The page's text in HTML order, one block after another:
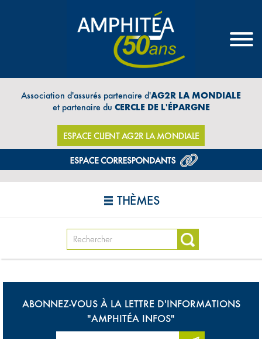
Association d'assurés partenaire d'AG2R LA MONDIALE
et partenaire du CERCLE DE L'ÉPARGNE
ESPACE CLIENT AG2R LA MONDIALE
THÈMES
ABONNEZ-VOUS À LA LETTRE D'INFORMATIONS
"AMPHITÉA INFOS"